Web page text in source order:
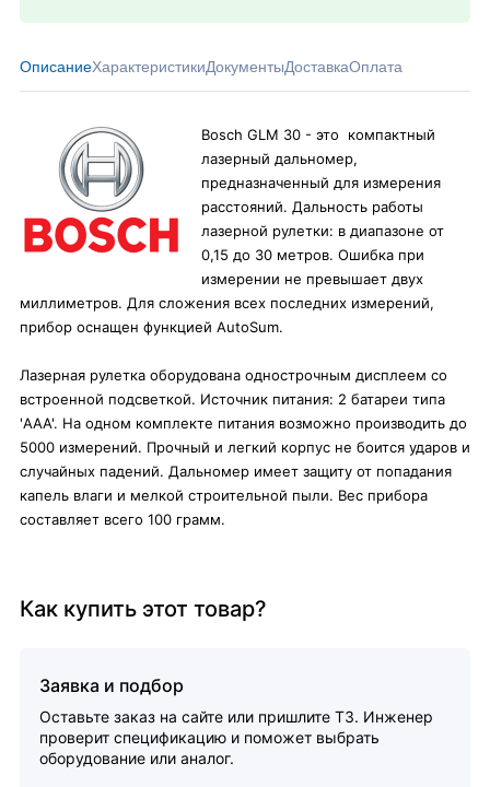
ОписаниеХарактеристикиДокументыДоставкаОплата
Bosch GLM 30 - это компактный
лазерный дальномер,
предназначенный для измерения
расстояний. Дальность работы
лазерной рулетки: в диапазоне от
0,15 до 30 метров. Ошибка при
измерении не превышает двух
миллиметров. Для сложения всех последних измерений,
прибор оснащен функцией AutoSum.
Лазерная рулетка оборудована однострочным дисплеем со
встроенной подсветкой. Источник питания: 2 батареи типа
'AAA'. На одном комплекте питания возможно производить до
5000 измерений. Прочный и легкий корпус не боится ударов и
случайных падений. Дальномер имеет защиту от попадания
капель влаги и мелкой строительной пыли. Вес прибора
составляет всего 100 грамм.
Как купить этот товар?
Заявка и подбор
Оставьте заказ на сайте или пришлите ТЗ. Инженер
проверит спецификацию и поможет выбрать
оборудование или аналог.